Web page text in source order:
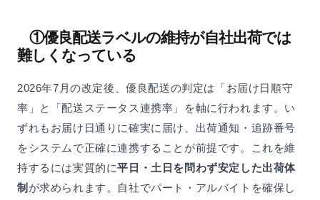
①優良配送ラベルの維持が自社出荷では
難しくなっている
2026年7月の改定後、優良配送の判定は「お届け日順守
率」と「配送ステータス連携率」を軸に行われます。い
ずれもお届け日通りに確実に届け、出荷通知・追跡番号
をシステムで正確に連携することが前提です。これを維
持するには実質的に平日・土日を問わず安定した出荷体
制 が求められます。自社でパート・アルバイトを確保し